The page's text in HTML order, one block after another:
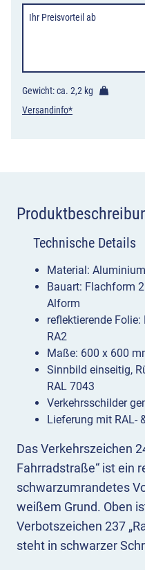
Ihr Preisvorteil ab
Gewicht: ca. 2,2 kg
Versandinfo*
Das Verkehrszeichen
Fahrradstraße“ ist ein
schwarzumrandetes
weißem Grund. Oben
Verbotszeichen 237
steht in schwarzer
Technische Details
Material: Aluminium
Bauart: Flachform
Alform
reflektierende
RA2
Maße: 600 x 600
Sinnbild einseitig,
RAL 7043
Verkehrsschilder
Lieferung mit RAL-